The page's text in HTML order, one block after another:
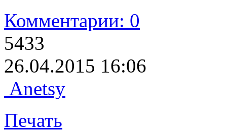
Комментарии: 0
5433
26.04.2015 16:06
Anetsy
Печать